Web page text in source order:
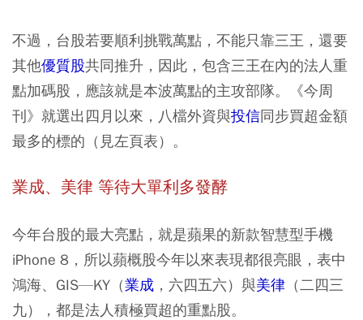
不過，台股若要順利挑戰萬點，不能只靠三王，還要
其他優質股共同推升，因此，包含三王在內的法人重
點加碼股，應該就是本波萬點的主攻部隊。《今周
刊》就選出四月以來，八檔外資與投信同步買超金額
最多的標的（見左頁表）。
業成、美律 等待大單利多發酵
今年台股的最大亮點，就是蘋果的新款智慧型手機
iPhone 8，所以蘋概股今年以來表現都很亮眼，表中
鴻海、GIS—KY（業成 ，六四五六）與美律 （二四三
九），都是法人積極買超的重點股。